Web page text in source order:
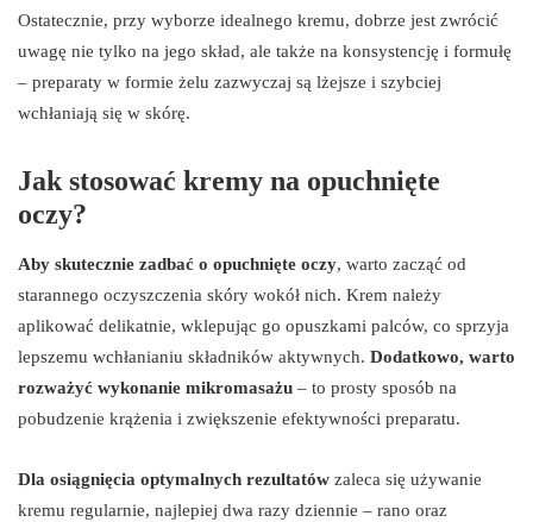
Ostatecznie, przy wyborze idealnego kremu, dobrze jest zwrócić
uwagę nie tylko na jego skład, ale także na konsystencję i formułę
– preparaty w formie żelu zazwyczaj są lżejsze i szybciej
wchłaniają się w skórę.
Jak stosować kremy na opuchnięte
oczy?
Aby skutecznie zadbać o opuchnięte oczy, warto zacząć od
starannego oczyszczenia skóry wokół nich. Krem należy
aplikować delikatnie, wklepując go opuszkami palców, co sprzyja
lepszemu wchłanianiu składników aktywnych. Dodatkowo, warto
rozważyć wykonanie mikromasażu – to prosty sposób na
pobudzenie krążenia i zwiększenie efektywności preparatu.
Dla osiągnięcia optymalnych rezultatów zaleca się używanie
kremu regularnie, najlepiej dwa razy dziennie – rano oraz